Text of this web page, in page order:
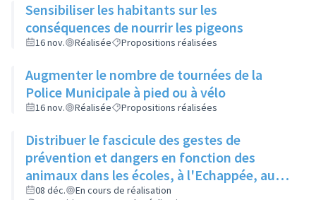
Sensibiliser les habitants sur les
conséquences de nourrir les pigeons
16 nov. Réalisée Propositions réalisées
Augmenter le nombre de tournées de la
Police Municipale à pied ou à vélo
16 nov. Réalisée Propositions réalisées
Distribuer le fascicule des gestes de
prévention et dangers en fonction des
animaux dans les écoles, à l'Echappée, aux
Centres Sociaux.... et l'insérer dans le
08 déc.
En cours de réalisation